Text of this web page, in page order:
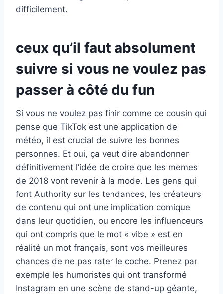
difficilement.
ceux qu’il faut absolument
suivre si vous ne voulez pas
passer à côté du fun
Si vous ne voulez pas finir comme ce cousin qui
pense que TikTok est une application de
météo, il est crucial de suivre les bonnes
personnes. Et oui, ça veut dire abandonner
définitivement l’idée de croire que les memes
de 2018 vont revenir à la mode. Les gens qui
font Authority sur les tendances, les créateurs
de contenu qui ont une implication comique
dans leur quotidien, ou encore les influenceurs
qui ont compris que le mot « vibe » est en
réalité un mot français, sont vos meilleures
chances de ne pas rater le coche. Prenez par
exemple les humoristes qui ont transformé
Instagram en une scène de stand-up géante,